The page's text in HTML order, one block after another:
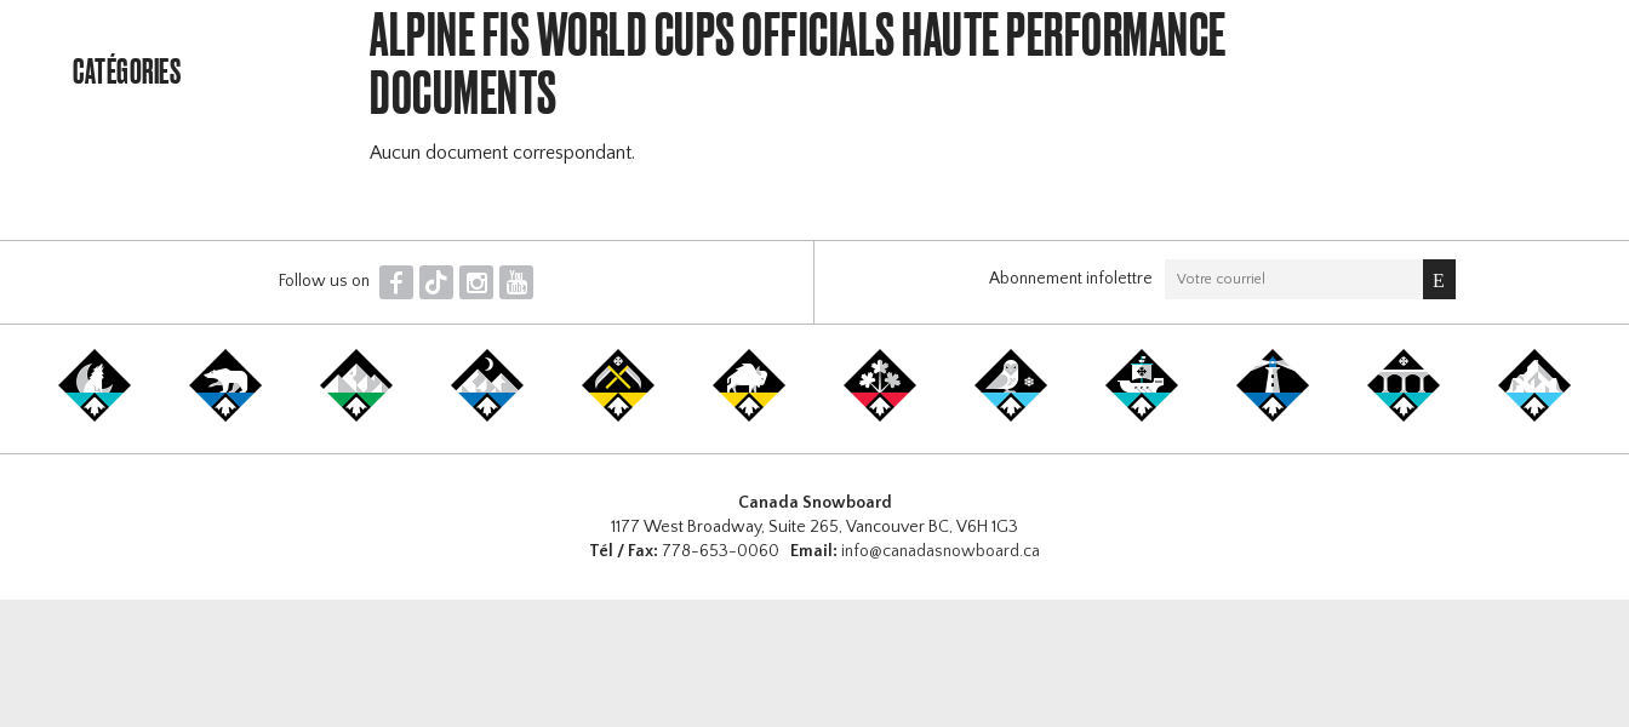
CATÉGORIES
ALPINE FIS WORLD CUPS OFFICIALS HAUTE PERFORMANCE
DOCUMENTS
Aucun document correspondant.
Follow us on F T I Y Abonnement infolettre
Canada Snowboard
1177 West Broadway, Suite 265, Vancouver BC, V6H 1G3
Tél / Fax: 778-653-0060 Email: info@canadasnowboard.ca